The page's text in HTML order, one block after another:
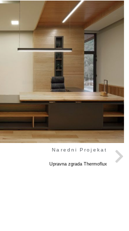
Naredni Projekat
Upravna zgrada Thermoflux